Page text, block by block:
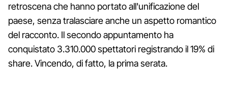
retroscena che hanno portato all'unificazione del
paese, senza tralasciare anche un aspetto romantico
del racconto. Il secondo appuntamento ha
conquistato 3.310.000 spettatori registrando il 19% di
share. Vincendo, di fatto, la prima serata.